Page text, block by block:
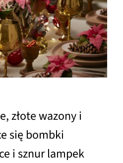
złote wazony i
się bombki
i sznur lampek